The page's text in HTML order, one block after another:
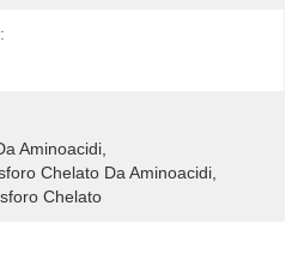
Aminoacidi
Chelato Da Aminoacidi
Chelato